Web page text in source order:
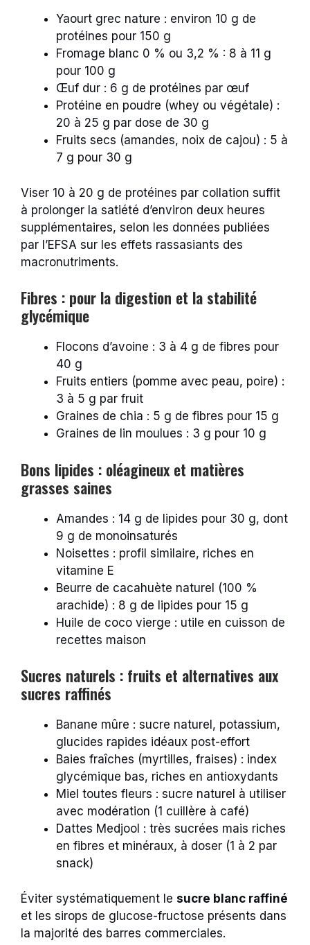
Yaourt grec nature : environ 10 g de
protéines pour 150 g
Fromage blanc 0 % ou 3,2 % : 8 à 11 g
pour 100 g
Œuf dur : 6 g de protéines par œuf
Protéine en poudre (whey ou végétale) :
20 à 25 g par dose de 30 g
Fruits secs (amandes, noix de cajou) : 5 à
7 g pour 30 g
Viser 10 à 20 g de protéines par collation suffit
à prolonger la satiété d’environ deux heures
supplémentaires, selon les données publiées
par l’EFSA sur les effets rassasiants des
macronutriments.
Fibres : pour la digestion et la stabilité
glycémique
Flocons d’avoine : 3 à 4 g de fibres pour
40 g
Fruits entiers (pomme avec peau, poire) :
3 à 5 g par fruit
Graines de chia : 5 g de fibres pour 15 g
Graines de lin moulues : 3 g pour 10 g
Bons lipides : oléagineux et matières
grasses saines
Amandes : 14 g de lipides pour 30 g, dont
9 g de monoinsaturés
Noisettes : profil similaire, riches en
vitamine E
Beurre de cacahuète naturel (100 %
arachide) : 8 g de lipides pour 15 g
Huile de coco vierge : utile en cuisson de
recettes maison
Sucres naturels : fruits et alternatives aux
sucres raffinés
Banane mûre : sucre naturel, potassium,
glucides rapides idéaux post-effort
Baies fraîches (myrtilles, fraises) : index
glycémique bas, riches en antioxydants
Miel toutes fleurs : sucre naturel à utiliser
avec modération (1 cuillère à café)
Dattes Medjool : très sucrées mais riches
en fibres et minéraux, à doser (1 à 2 par
snack)
Éviter systématiquement le sucre blanc raffiné
et les sirops de glucose-fructose présents dans
la majorité des barres commerciales.